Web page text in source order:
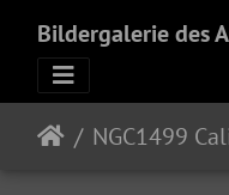
Bildergalerie des